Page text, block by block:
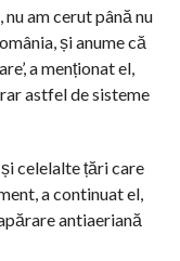
am cerut până nu
și anume că
a menționat el,
astfel de sisteme
celelalte țări care
a continuat el,
antiaeriană